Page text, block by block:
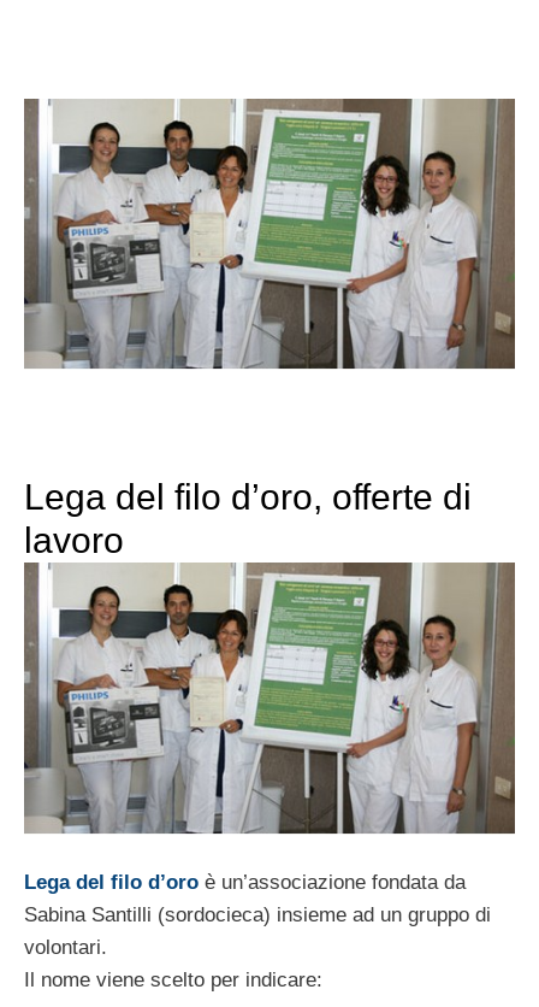
Lega del filo d’oro, offerte di
lavoro
Lega del filo d’oro è un’associazione fondata da
Sabina Santilli (sordocieca) insieme ad un gruppo di
volontari.
Il nome viene scelto per indicare: